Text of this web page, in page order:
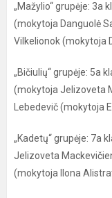
„Mažylio“ grupėje: 3a
(mokytoja Danguolė
Vilkelionok (mokytoja
„Bičiulių“ grupėje: 5a
(mokytoja Jelizoveta
Lebedevič (mokytoja
„Kadetų“ grupėje: 7a
Jelizoveta
(mokytoja Ilona